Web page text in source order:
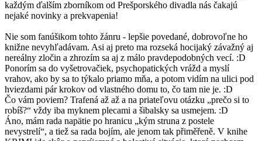
každým ďalším zborníkom od Prešporského divadla nás čakajú
nejaké novinky a prekvapenia!
Nie som fanúšikom tohto žánru - lepšie povedané, dobrovoľne ho
knižne nevyhľadávam. Asi aj preto ma rozseká hocijaký závažný aj
nereálny zločin a zhrozím sa aj z málo pravdepodobných vecí. :D
Ponorím sa do vyšetrovačiek, psychopatických vrážd a myslí
vrahov, ako by sa to týkalo priamo mňa, a potom vidím na ulici pod
hviezdami pár krokov od vlastného domu to, čo tam nie je. :D
Čo vám poviem? Trafená až až a na priateľovu otázku „prečo si to
robíš?“ vždy iba myknem plecami a šibalsky sa usmejem. :D
Áno, mám rada napätie po hranicu „kým struna z postele
nevystrelí“, a tiež sa rada bojím, ale jenom tak přiměřeně. V knihe